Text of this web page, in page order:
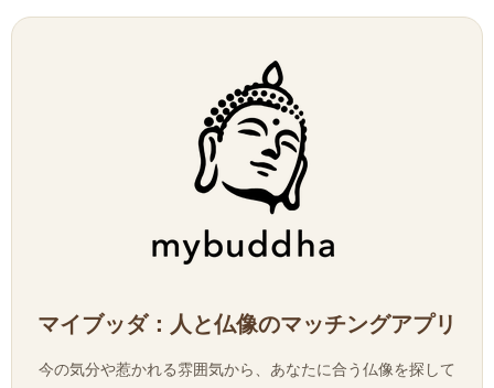
マイブッダ：人と仏像のマッチングアプリ
今の気分や惹かれる雰囲気から、あなたに合う仏像を探して